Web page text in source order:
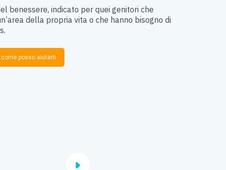
benessere, indicato per quei genitori che
della propria vita o che hanno bisogno di
come posso aiutarti